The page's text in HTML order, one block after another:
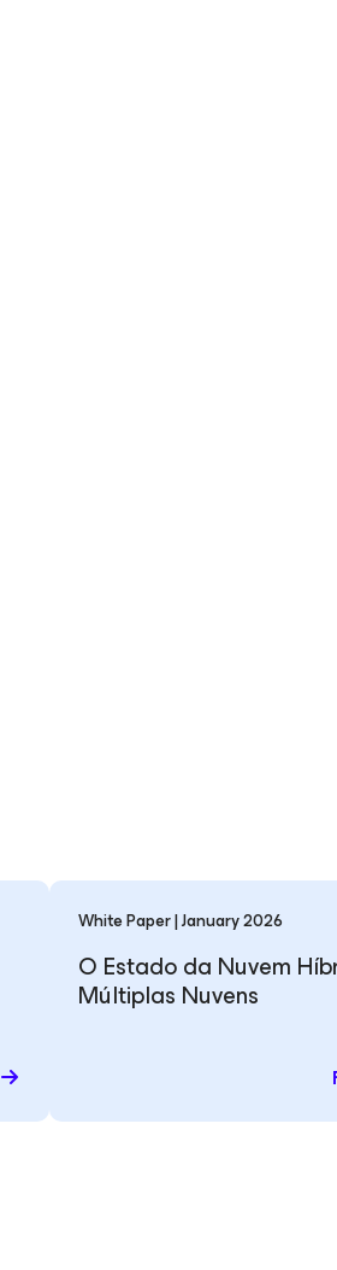
White Paper | January 2026
O Estado da Nuvem
Múltiplas Nuvens